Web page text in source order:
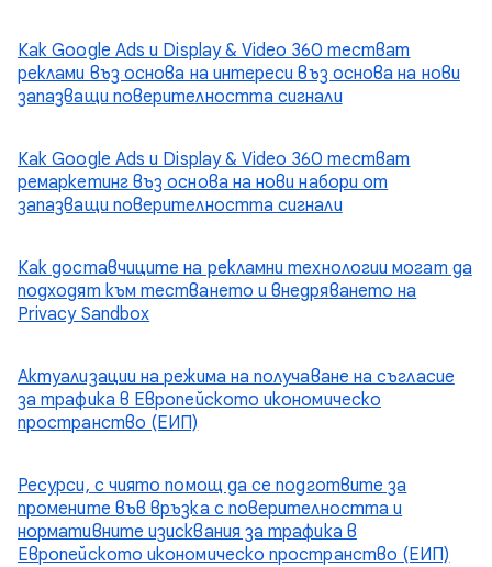
Как Google Ads и Display & Video 360 тестват
реклами въз основа на интереси въз основа на нови
запазващи поверителността сигнали
Как Google Ads и Display & Video 360 тестват
ремаркетинг въз основа на нови набори от
запазващи поверителността сигнали
Как доставчиците на рекламни технологии могат да
подходят към тестването и внедряването на
Privacy Sandbox
Актуализации на режима на получаване на съгласие
за трафика в Европейското икономическо
пространство (ЕИП)
Ресурси, с чиято помощ да се подготвите за
промените във връзка с поверителността и
нормативните изисквания за трафика в
Европейското икономическо пространство (ЕИП)